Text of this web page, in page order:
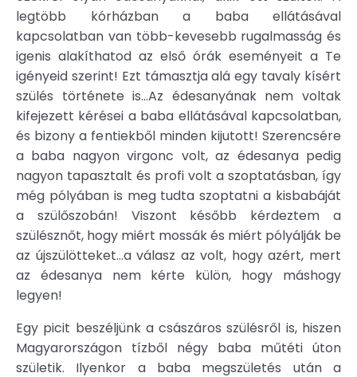
legtöbb kórházban a baba ellátásával
kapcsolatban van több-kevesebb rugalmasság és
igenis alakíthatod az első órák eseményeit a Te
igényeid szerint! Ezt támasztja alá egy tavaly kísért
szülés története is…Az édesanyának nem voltak
kifejezett kérései a baba ellátásával kapcsolatban,
és bizony a fentiekből minden kijutott! Szerencsére
a baba nagyon virgonc volt, az édesanya pedig
nagyon tapasztalt és profi volt a szoptatásban, így
még pólyában is meg tudta szoptatni a kisbabáját
a szülőszobán! Viszont később kérdeztem a
szülésznőt, hogy miért mossák és miért pólyálják be
az újszülötteket…a válasz az volt, hogy azért, mert
az édesanya nem kérte külön, hogy máshogy
legyen!
Egy picit beszéljünk a császáros szülésről is, hiszen
Magyarországon tízből négy baba műtéti úton
születik. Ilyenkor a baba megszületés után a